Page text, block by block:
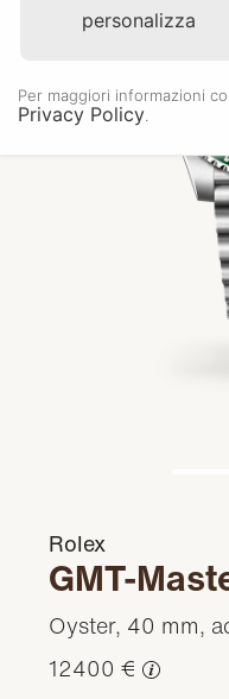
Rolex
GMT-
Oyster, 40 mm,
12400 €
personalizza
Per maggiori informazioni
Privacy Policy